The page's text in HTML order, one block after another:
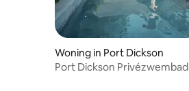
Woning in Port Dickson
Port Dickson Privézwembad